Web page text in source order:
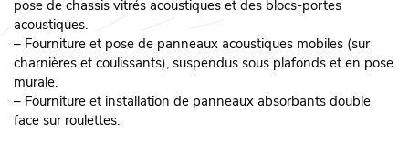
pose de chassis vitrés acoustiques et des blocs-portes
acoustiques.
– Fourniture et pose de panneaux acoustiques mobiles (sur
charnières et coulissants), suspendus sous plafonds et en pose
murale.
– Fourniture et installation de panneaux absorbants double
face sur roulettes.